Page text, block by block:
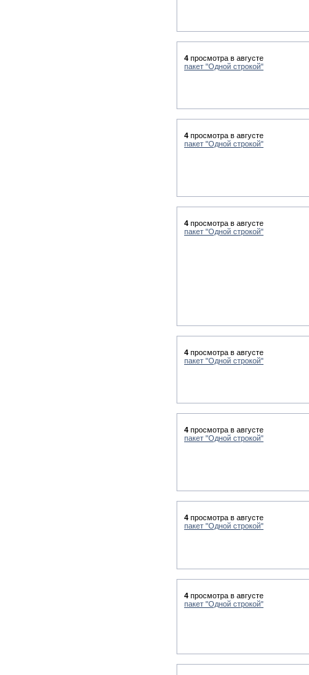
4 просмотра в августе
пакет "Одной строкой"
4 просмотра в августе
пакет "Одной строкой"
4 просмотра в августе
пакет "Одной строкой"
4 просмотра в августе
пакет "Одной строкой"
4 просмотра в августе
пакет "Одной строкой"
4 просмотра в августе
пакет "Одной строкой"
4 просмотра в августе
пакет "Одной строкой"